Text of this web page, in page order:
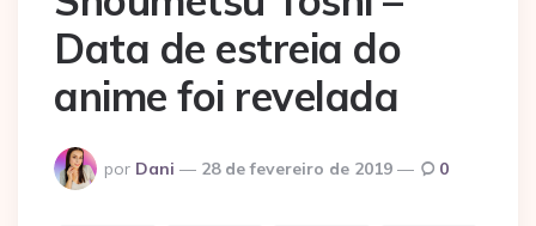
Data de estreia do
anime foi revelada
Postado
por
por Dani 28 de fevereiro de 2019 0